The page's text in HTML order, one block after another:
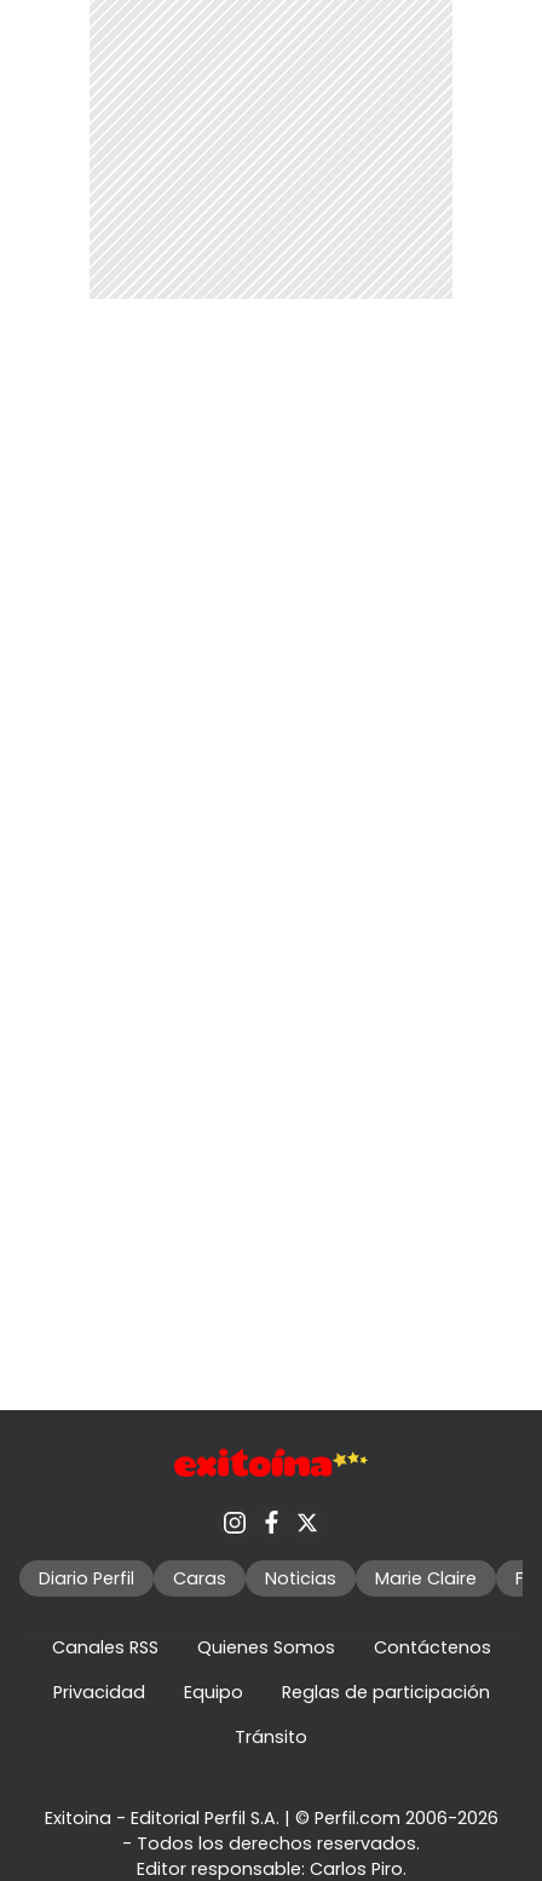
Diario Perfil Caras Noticias Marie Claire
Canales RSS Quienes Somos
Contáctenos
Privacidad
Equipo
Reglas de participación
Tránsito
Exitoina - Editorial Perfil S.A. | © Perfil.com 2006-2026
- Todos los derechos reservados.
Editor responsable: Carlos Piro.